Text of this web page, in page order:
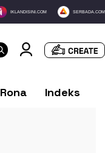
IKLANDISINI.COM SERBADA.COM
Rona Indeks